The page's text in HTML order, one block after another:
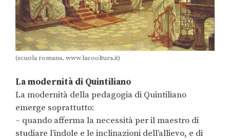
(scuola romana, www.lacooltura.it)
La modernità di Quintiliano
La modernità della pedagogia di Quintiliano
emerge soprattutto:
– quando afferma la necessità per il maestro di
studiare l’indole e le inclinazioni dell’allievo, e di